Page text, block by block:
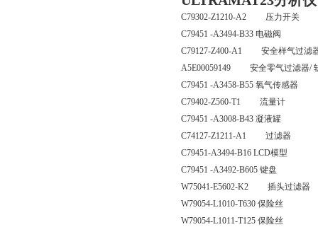
C79302-Z1210-A2 压力开关
C79451 -A3494-B33 电磁阀
C79127-Z400-A1 安全样气过滤
A5E00059149 安全零气过滤器/
C79451 -A3458-B55 氧气传感器
C79402-Z560-T1 流量计
C79451 -A3008-B43 凝液罐
C74127-Z1211-A1 过滤器
C79451-A3494-B16 LCD模型
C79451 -A3492-B605 键盘
W75041-E5602-K2 插头过滤器
W79054-L1010-T630 保险丝
W79054-L1011-T125 保险丝